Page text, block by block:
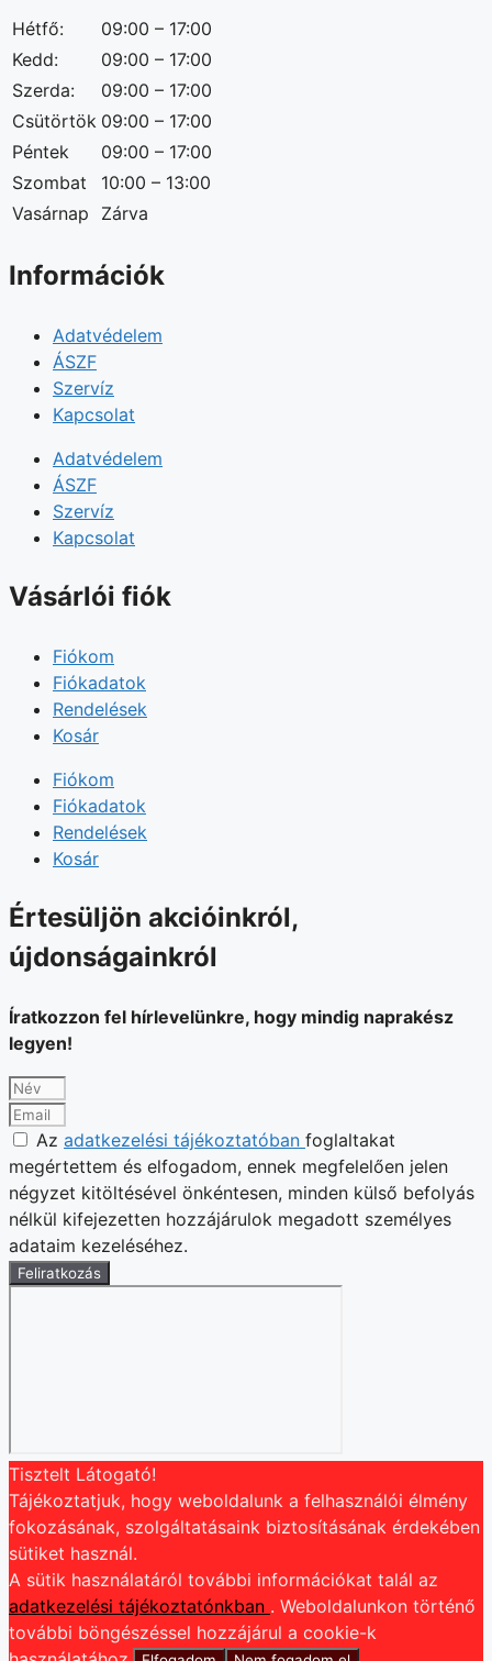
Hétfő:
09:00 – 17:00
Kedd:
09:00 – 17:00
Szerda:
09:00 – 17:00
Csütörtök 09:00 – 17:00
Péntek
09:00 – 17:00
Szombat
10:00 – 13:00
Vasárnap
Zárva
Információk
Adatvédelem
ÁSZF
Szervíz
Kapcsolat
Adatvédelem
ÁSZF
Szervíz
Kapcsolat
Vásárlói fiók
Fiókom
Fiókadatok
Rendelések
Kosár
Fiókom
Fiókadatok
Rendelések
Kosár
Értesüljön akcióinkról,
újdonságainkról
Íratkozzon fel hírlevelünkre, hogy mindig naprakész
legyen!
Az adatkezelési tájékoztatóban foglaltakat
megértettem és elfogadom, ennek megfelelően jelen
négyzet kitöltésével önkéntesen, minden külső befolyás
nélkül kifejezetten hozzájárulok megadott személyes
adataim kezeléséhez.
Feliratkozás
Tisztelt Látogató!
Tájékoztatjuk, hogy weboldalunk a felhasználói élmény
fokozásának, szolgáltatásaink biztosításának érdekében
sütiket használ.
A sütik használatáról további információkat talál az
adatkezelési tájékoztatónkban . Weboldalunkon történő
további böngészéssel hozzájárul a cookie-k